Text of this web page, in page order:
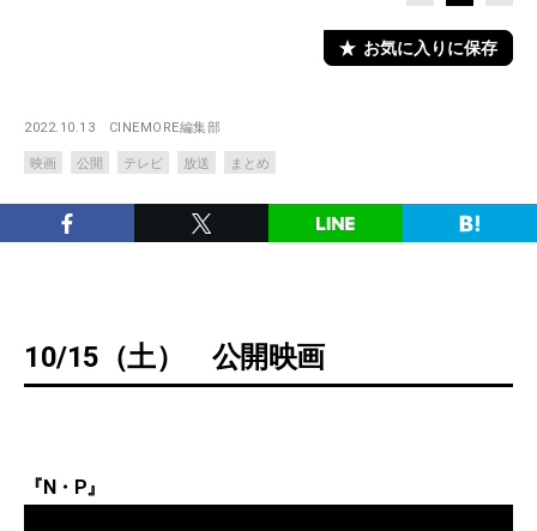
お気に入りに保存
2022.10.13 CINEMORE編集部
映画 公開 テレビ 放送 まとめ
10/15（土） 公開映画
『N・P』